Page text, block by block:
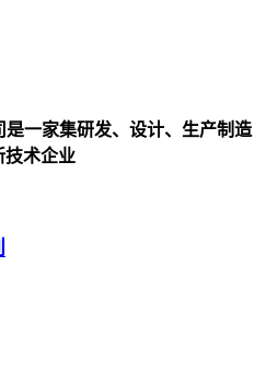
一家集研发、设计、生产制造
技术企业